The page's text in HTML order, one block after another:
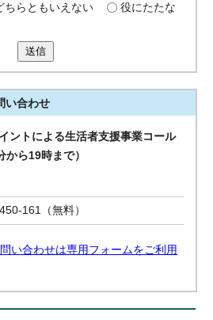
ちらともいえない
役にたたな
送信
い合わせ
ントによる生活者支援事業コール
ら19時まで）
161（無料）
い合わせは専用フォームをご利用